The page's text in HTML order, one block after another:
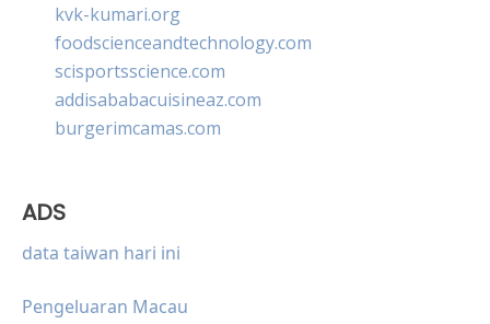
kvk-kumari.org
foodscienceandtechnology.com
scisportsscience.com
addisababacuisineaz.com
burgerimcamas.com
ADS
data taiwan hari ini
Pengeluaran Macau